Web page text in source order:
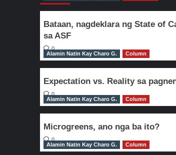
Bataan, nagdeklara ng State of
sa ASF
0
Alamin Natin Kay Charo G.
Column
Expectation vs. Reality sa
0
Alamin Natin Kay Charo G.
Column
Microgreens, ano nga ba ito?
0
Alamin Natin Kay Charo G.
Column